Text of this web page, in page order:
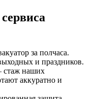
за полчаса.
и праздников.
стаж наших
аккуратно и